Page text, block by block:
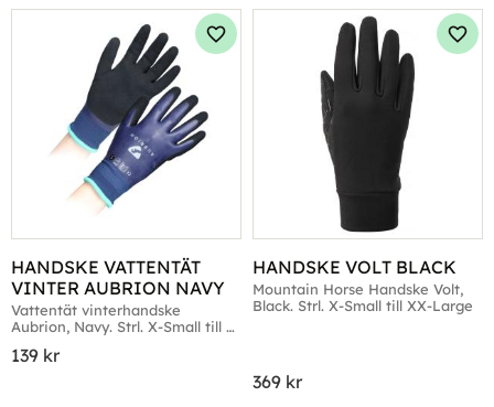
HANDSKE VATTENTÄT
VINTER AUBRION NAVY
Vattentät vinterhandske
Aubrion, Navy. Strl. X-Small till
139 kr
Lägg till i favoriter
HANDSKE VOLT BLACK
Mountain Horse Handske Volt,
Black. Strl. X-Small till XX-Large
369 kr